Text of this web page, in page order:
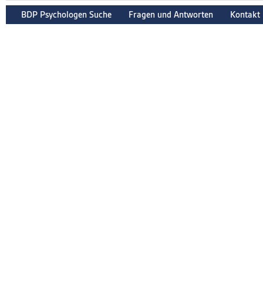
BDP Psychologen Suche Fragen und Antworten Kontakt